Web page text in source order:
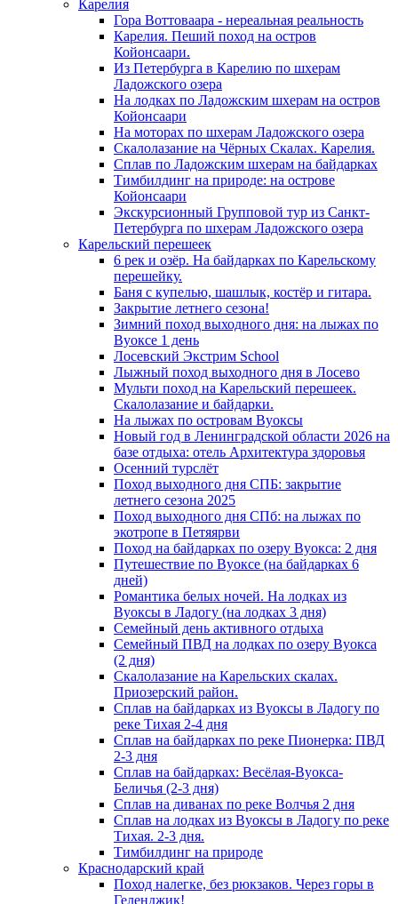
Карелия
Гора Воттоваара - нереальная реальность
Карелия. Пеший поход на остров
Койонсаари.
Из Петербурга в Карелию по шхерам
Ладожского озера
На лодках по Ладожским шхерам на остров
Койонсаари
На моторах по шхерам Ладожского озера
Скалолазание на Чёрных Скалах. Карелия.
Сплав по Ладожским шхерам на байдарках
Тимбилдинг на природе: на острове
Койонсаари
Экскурсионный Групповой тур из Санкт-
Петербурга по шхерам Ладожского озера
Карельский перешеек
6 рек и озёр. На байдарках по Карельскому
перешейку.
Баня с купелью, шашлык, костёр и гитара.
Закрытие летнего сезона!
Зимний поход выходного дня: на лыжах по
Вуоксе 1 день
Лосевский Экстрим School
Лыжный поход выходного дня в Лосево
Мульти поход на Карельский перешеек.
Скалолазание и байдарки.
На лыжах по островам Вуоксы
Новый год в Ленинградской области 2026 на
базе отдыха: отель Архитектура здоровья
Осенний турслёт
Поход выходного дня СПБ: закрытие
летнего сезона 2025
Поход выходного дня СПб: на лыжах по
экотропе в Петяярви
Поход на байдарках по озеру Вуокса: 2 дня
Путешествие по Вуоксе (на байдарках 6
дней)
Романтика белых ночей. На лодках из
Вуоксы в Ладогу (на лодках 3 дня)
Семейный день активного отдыха
Семейный ПВД на лодках по озеру Вуокса
(2 дня)
Скалолазание на Карельских скалах.
Приозерский район.
Сплав на байдарках из Вуоксы в Ладогу по
реке Тихая 2-4 дня
Сплав на байдарках по реке Пионерка: ПВД
2-3 дня
Сплав на байдарках: Весёлая-Вуокса-
Беличья (2-3 дня)
Сплав на диванах по реке Волчья 2 дня
Сплав на лодках из Вуоксы в Ладогу по реке
Тихая. 2-3 дня.
Тимбилдинг на природе
Краснодарский край
Поход налегке, без рюкзаков. Через горы в
Геленджик!